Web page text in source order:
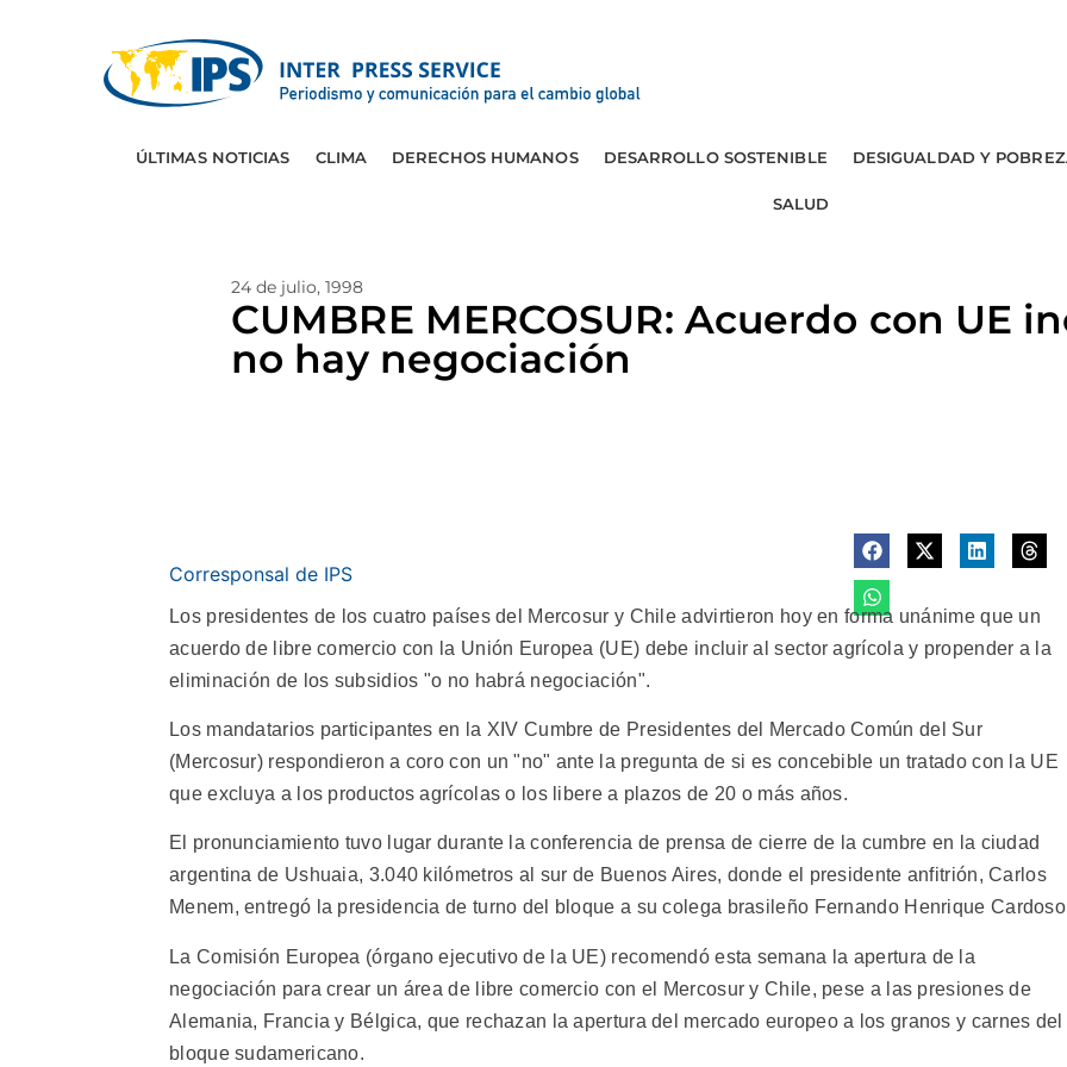
ÚLTIMAS NOTICIAS CLIMA DERECHOS HUMANOS DESARROLLO SOSTENIBLE DESIGUALDAD Y
SALUD
24 de julio, 1998
CUMBRE MERCOSUR: Acuerdo con UE
no hay negociación
Corresponsal de IPS
Los presidentes de los cuatro países del Mercosur y Chile advirtieron hoy en forma unánime que un
acuerdo de libre comercio con la Unión Europea (UE) debe incluir al sector agrícola y propender a la
eliminación de los subsidios "o no habrá negociación".
Los mandatarios participantes en la XIV Cumbre de Presidentes del Mercado Común del Sur
(Mercosur) respondieron a coro con un "no" ante la pregunta de si es concebible un tratado con la UE
que excluya a los productos agrícolas o los libere a plazos de 20 o más años.
El pronunciamiento tuvo lugar durante la conferencia de prensa de cierre de la cumbre en la ciudad
argentina de Ushuaia, 3.040 kilómetros al sur de Buenos Aires, donde el presidente anfitrión, Carlos
Menem, entregó la presidencia de turno del bloque a su colega brasileño Fernando Henrique
La Comisión Europea (órgano ejecutivo de la UE) recomendó esta semana la apertura de la
negociación para crear un área de libre comercio con el Mercosur y Chile, pese a las presiones de
Alemania, Francia y Bélgica, que rechazan la apertura del mercado europeo a los granos y carnes del
bloque sudamericano.